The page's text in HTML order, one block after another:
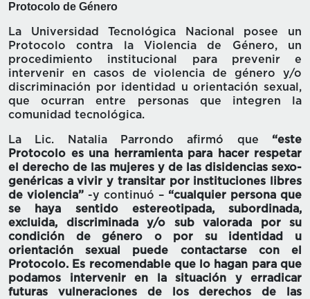
Protocolo de Género
La Universidad Tecnológica Nacional posee un
Protocolo contra la Violencia de Género, un
procedimiento institucional para prevenir e
intervenir en casos de violencia de género y/o
discriminación por identidad u orientación sexual,
que ocurran entre personas que integren la
comunidad tecnológica.
La Lic. Natalia Parrondo afirmó que “este
Protocolo es una herramienta para hacer respetar
el derecho de las mujeres y de las disidencias sexo-
genéricas a vivir y transitar por instituciones libres
de violencia” -y continuó – “cualquier persona que
se haya sentido estereotipada, subordinada,
excluida, discriminada y/o sub valorada por su
condición de género o por su identidad u
orientación sexual puede contactarse con el
Protocolo. Es recomendable que lo hagan para que
podamos intervenir en la situación y erradicar
futuras vulneraciones de los derechos de las